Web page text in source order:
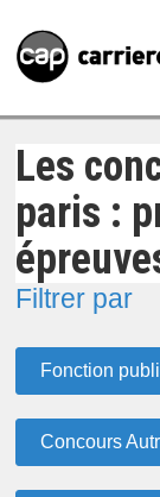
Les
paris :
Filtrer par
Fonction
Concours